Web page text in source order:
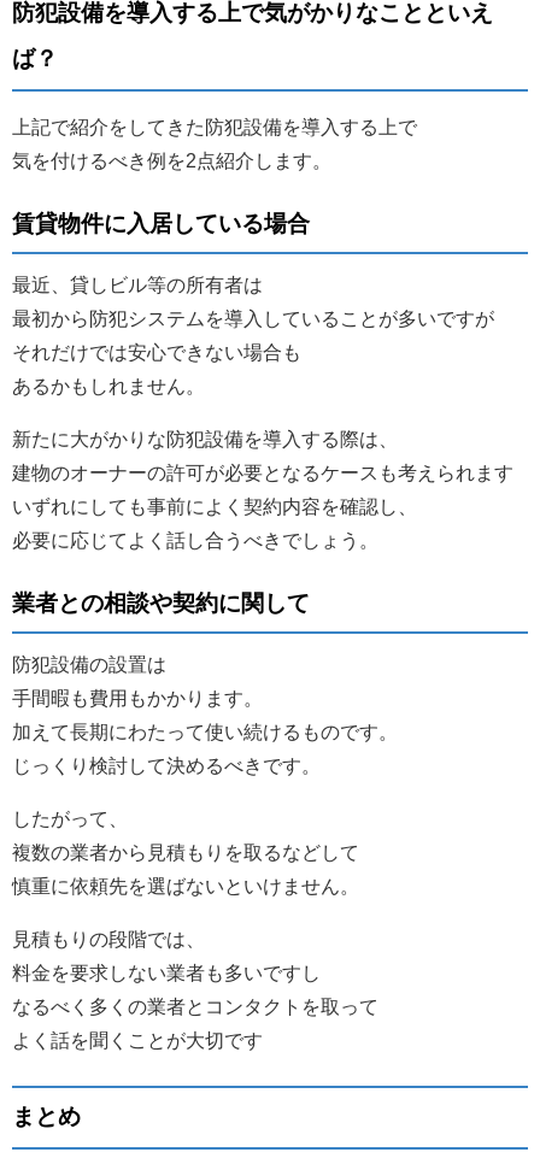
防犯設備を導入する上で気がかりなことといえ
ば？
上記で紹介をしてきた防犯設備を導入する上で
気を付けるべき例を2点紹介します。
賃貸物件に入居している場合
最近、貸しビル等の所有者は
最初から防犯システムを導入していることが多いですが
それだけでは安心できない場合も
あるかもしれません。
新たに大がかりな防犯設備を導入する際は、
建物のオーナーの許可が必要となるケースも考えられます
いずれにしても事前によく契約内容を確認し、
必要に応じてよく話し合うべきでしょう。
業者との相談や契約に関して
防犯設備の設置は
手間暇も費用もかかります。
加えて長期にわたって使い続けるものです。
じっくり検討して決めるべきです。
したがって、
複数の業者から見積もりを取るなどして
慎重に依頼先を選ばないといけません。
見積もりの段階では、
料金を要求しない業者も多いですし
なるべく多くの業者とコンタクトを取って
よく話を聞くことが大切です
まとめ